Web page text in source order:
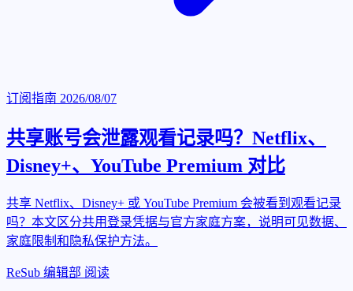
订阅指南 2026/08/07
共享账号会泄露观看记录吗？Netflix、
Disney+、YouTube Premium 对比
共享 Netflix、Disney+ 或 YouTube Premium 会被看到观看记录
吗？本文区分共用登录凭据与官方家庭方案，说明可见数据、
家庭限制和隐私保护方法。
ReSub 编辑部 阅读